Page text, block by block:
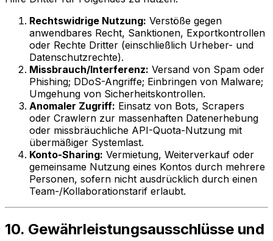
Rechtswidrige Nutzung: Verstöße gegen
anwendbares Recht, Sanktionen, Exportkontrollen
oder Rechte Dritter (einschließlich Urheber- und
Datenschutzrechte).
Missbrauch/Interferenz: Versand von Spam oder
Phishing; DDoS-Angriffe; Einbringen von Malware;
Umgehung von Sicherheitskontrollen.
Anomaler Zugriff: Einsatz von Bots, Scrapers
oder Crawlern zur massenhaften Datenerhebung
oder missbräuchliche API-Quota-Nutzung mit
übermäßiger Systemlast.
Konto-Sharing: Vermietung, Weiterverkauf oder
gemeinsame Nutzung eines Kontos durch mehrere
Personen, sofern nicht ausdrücklich durch einen
Team-/Kollaborationstarif erlaubt.
10. Gewährleistungsausschlüsse und